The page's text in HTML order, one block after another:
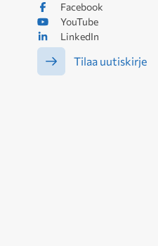
Facebook
YouTube
LinkedIn
Tilaa uutiskirje